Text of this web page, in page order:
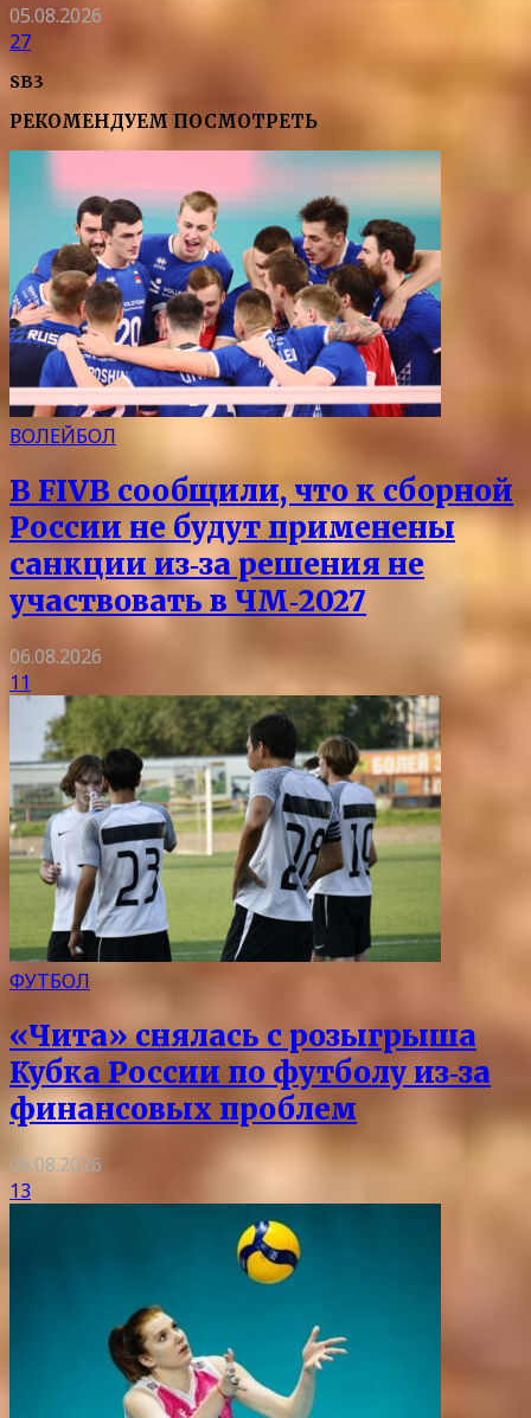
05.08.2026
27
SB3
РЕКОМЕНДУЕМ ПОСМОТРЕТЬ
ВОЛЕЙБОЛ
В FIVB сообщили, что к сборной
России не будут применены
санкции из‑за решения не
участвовать в ЧМ‑2027
06.08.2026
11
ФУТБОЛ
«Чита» снялась с розыгрыша
Кубка России по футболу из‑за
финансовых проблем
06.08.2026
13